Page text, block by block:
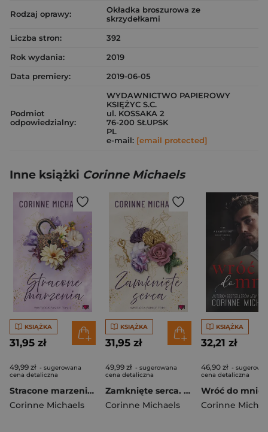
Rodzaj oprawy:
Okładka broszurowa ze
skrzydełkami
Liczba stron:
392
Rok wydania:
2019
Data premiery:
2019-06-05
Podmiot
odpowiedzialny:
WYDAWNICTWO PAPIEROWY
KSIĘŻYC S.C.
ul. KOSSAKA 2
76-200 SŁUPSK
PL
e-mail: [email protected]
Inne książki Corinne Michaels
KSIĄŻKA
31,95 zł
49,99 zł - sugerowana
cena detaliczna
Stracone marzenia. Whitlock Family. Tom 2
Corinne Michaels
KSIĄŻKA
31,95 zł
49,99 zł - sugerowana
cena detaliczna
Zamknięte serca. Whitlock Family. Tom 1
Corinne Michaels
KSIĄŻKA
32,21 zł
46,90 zł -
cena detaliczna
Wróć do mnie
Corinne